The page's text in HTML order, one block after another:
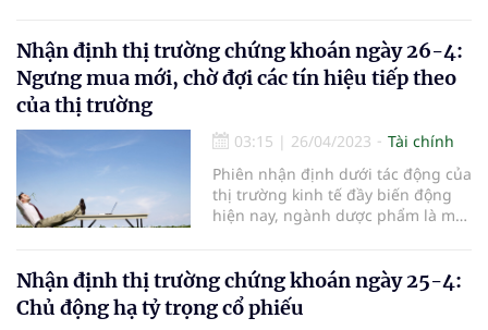
cao. Dự báo cho thấy nhóm cổ
phiếu ngành dược phẩm sẽ có cơ
hội tăng giá tích cực và tiề
Nhận định thị trường chứng khoán ngày 26-4:
Ngưng mua mới, chờ đợi các tín hiệu tiếp theo
của thị trường
03:15 | 26/04/2023
Tài chính
Phiên nhận định dưới tác động của
thị trường kinh tế đầy biến động
hiện nay, ngành dược phẩm là một
cao. Dự báo cho thấy nhóm cổ
phiếu ngành dược phẩm sẽ có cơ
hội tăng giá tích cực và tiề
Nhận định thị trường chứng khoán ngày 25-4:
Chủ động hạ tỷ trọng cổ phiếu